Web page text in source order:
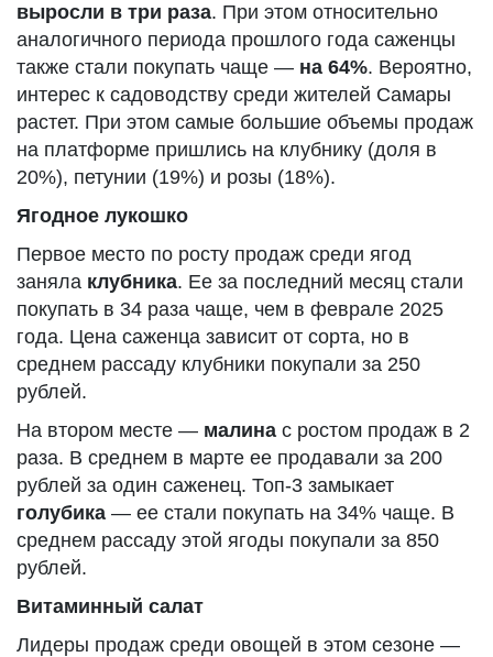
выросли в три раза. При этом относительно
аналогичного периода прошлого года саженцы
также стали покупать чаще — на 64%. Вероятно,
интерес к садоводству среди жителей Самары
растет. При этом самые большие объемы продаж
на платформе пришлись на клубнику (доля в
20%), петунии (19%) и розы (18%).
Ягодное лукошко
Первое место по росту продаж среди ягод
заняла клубника. Ее за последний месяц стали
покупать в 34 раза чаще, чем в феврале 2025
года. Цена саженца зависит от сорта, но в
среднем рассаду клубники покупали за 250
рублей.
На втором месте — малина с ростом продаж в 2
раза. В среднем в марте ее продавали за 200
рублей за один саженец. Топ-3 замыкает
голубика — ее стали покупать на 34% чаще. В
среднем рассаду этой ягоды покупали за 850
рублей.
Витаминный салат
Лидеры продаж среди овощей в этом сезоне —